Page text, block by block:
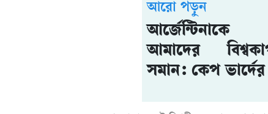
আরো পড়ুন
আর্জেন্টিনাকে
আমাদের
সমান: কেপ ভার্দের